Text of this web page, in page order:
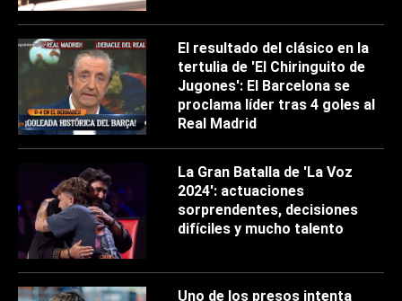
El resultado del clásico en la
tertulia de 'El Chiringuito de
Jugones': El Barcelona se
proclama líder tras 4 goles al
Real Madrid
La Gran Batalla de 'La Voz
2024': actuaciones
sorprendentes, decisiones
difíciles y mucho talento
Uno de los presos intenta